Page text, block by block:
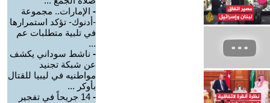
- الإمارات.. مجموعة
-أدنوك- تؤكد استمرارها
في تلبية متطلبات عم
...
- ناشط سوداني يكشف
عن شبكة تجنيد
مواطنيه في ليبيا للقتال
بأوكر ...
-
14 جريحاً في تفجير